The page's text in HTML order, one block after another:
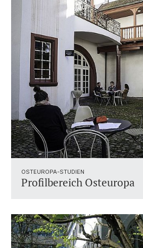
OSTEUROPA-STUDIEN
Profilbereich Osteuropa